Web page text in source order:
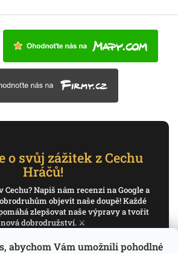
abychom Vám umožnili pohodlné
o svůj zážitek z Cechu
Hráčů!
Cechu? Napiš nám recenzi na Google a
objevit naše doupě! Každé
zlepšovat naše výpravy a tvořit
nová dobrodružství. ⚔️